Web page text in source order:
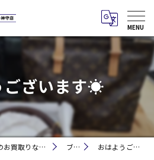
ございます☀
愛知県津島市蛭間町周辺のお買取りなら買取大吉 ヤマナカ神守店 ブログ おはようございます☀